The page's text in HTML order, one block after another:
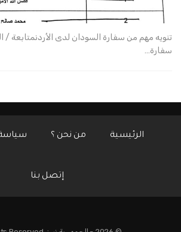
تنويه مهم من سفارة السودان لدى الأردنمتابعة /
سفارة…
الرئيسية من نحن ؟
إتصل بنا